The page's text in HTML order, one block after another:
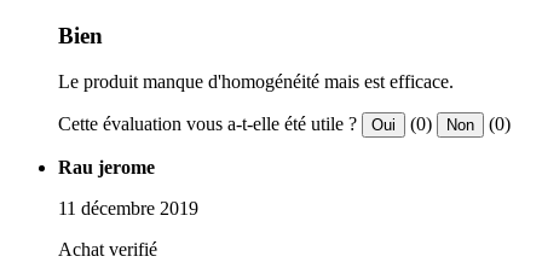
Bien
Le produit manque d'homogénéité mais est efficace.
Cette évaluation vous a-t-elle été utile ? Oui (0) Non (0)
Rau jerome
11 décembre 2019
Achat verifié